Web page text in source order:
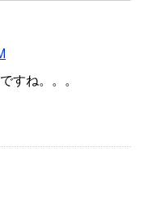
すね。。。